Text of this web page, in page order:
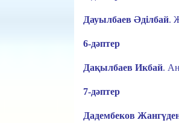
Дауылбаев Әділбай.
6-дәптер
Дақылбаев Икбай.
7-дәптер
Дадембеков